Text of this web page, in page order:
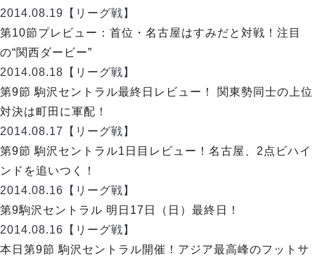
個人ランキング｜シュート成功率
個人ランキング｜第2PK
メットライフ生命Ｆ２リーグ
試合日程
順位表
戦績表
警告・退場・出場停止選手
個人ランキング｜ゴール
個人ランキング｜シュート
個人ランキング｜シュート成功率
個人ランキング｜第2PK
しながわシティ
立川アスレティックFC
ペスカドーラ町田
湘南ベルマーレ
ボアルース長野
名古屋オーシャンズ
シュライカー大阪
ボルクバレット北九州
バサジィ大分
メットライフ生命Ｆ２リーグ
ヴォスクオーレ仙台
マルバ水戸FC
リーグ概要 ABOUT US
リーグ概要
日本フットサルリーグについて
大会概要
リーグ要項
クラブライセンス関連
アリーナ観戦マナー&ルール
過去の記録 ARCHIVE
過去の試合記録
ディビジョン1 試合記録
ディビジョン2 試合記録
Ｆリーグカップ 試合記録
リーグ統計データ
プロジェクト PROJECT
ABeam AWARD
DIVISION01
2014.08.19 【リーグ戦】
第10節プレビュー：首位・名古屋はすみだと対戦！注目
の“関西ダービー”
2014.08.18 【リーグ戦】
第9節 駒沢セントラル最終日レビュー！ 関東勢同士の上位
対決は町田に軍配！
2014.08.17
【リーグ戦】
第9節 駒沢セントラル1日目レビュー！名古屋、2点ビハイ
ンドを追いつく！
2014.08.16 【リーグ戦】
第9駒沢セントラル 明日17日（日）最終日！
2014.08.16 【リーグ戦】
本日第9節 駒沢セントラル開催！アジア最高峰のフットサ